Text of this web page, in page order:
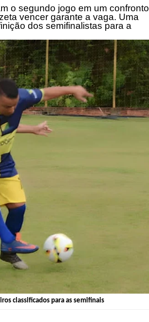
o segundo jogo em um confronto
vencer garante a vaga. Uma
dos semifinalistas para a
classificados para as semifinais